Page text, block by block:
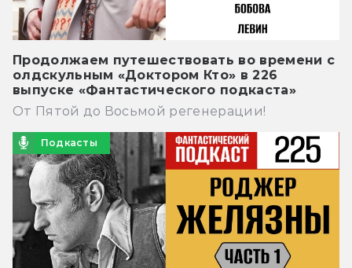
Продолжаем путешествовать во времени с
олдскульным «Доктором Кто» в 226
выпуске «Фантастического подкаста»
От Пятой до Восьмой регенерации!
Подкасты